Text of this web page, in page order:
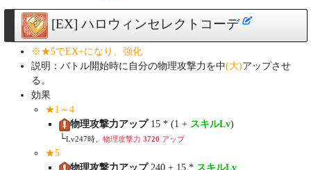
[EX] ハロウィンセレクトコーデ
※★5でEX+になり、強化
説明：バトル開始時に自分の物理攻撃力を中(大)アップさせ
る。
効果
★1～4
物理攻撃力アップ15 * (1 + スキルLv)
└Lv247時、 物理攻撃力 3720 アップ
★5
物理攻撃力アップ240 + 15 * スキルLv